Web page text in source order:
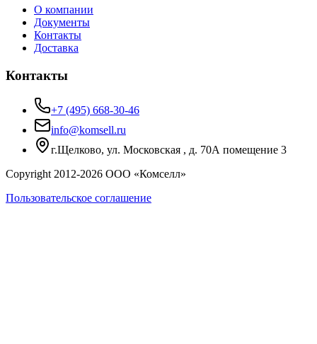
О компании
Документы
Контакты
Доставка
Контакты
+7 (495) 668-30-46
info@komsell.ru
г.Щелково, ул. Московская , д. 70А помещение 3
Copyright 2012-2026 ООО «Комселл»
Пользовательское соглашение